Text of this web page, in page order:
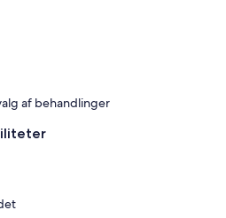
af behandlinger